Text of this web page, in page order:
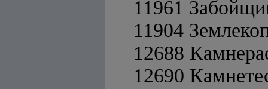
11961
11904
12688
12690